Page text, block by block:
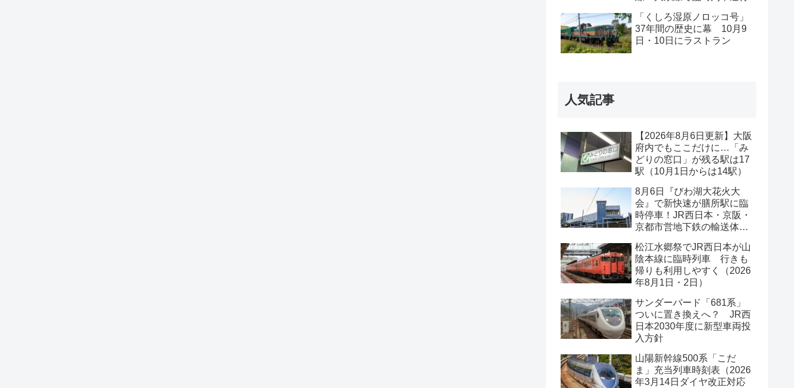
「くしろ湿原ノロッコ号」
37年間の歴史に幕 10月9
日・10日にラストラン
人気記事
【2026年8月6日更新】大阪
府内でもここだけに…「み
どりの窓口」が残る駅は17
駅（10月1日からは14駅）
8月6日『びわ湖大花火大
会』で新快速が膳所駅に臨
時停車！JR西日本・京阪・
京都市営地下鉄の輸送体系
松江水郷祭でJR西日本が山
陰本線に臨時列車 行きも
帰りも利用しやすく（2026
年8月1日・2日）
サンダーバード「681系」
ついに置き換えへ？ JR西
日本2030年度に新型車両投
入方針
山陽新幹線500系「こだ
ま」充当列車時刻表（2026
年3月14日ダイヤ改正対応